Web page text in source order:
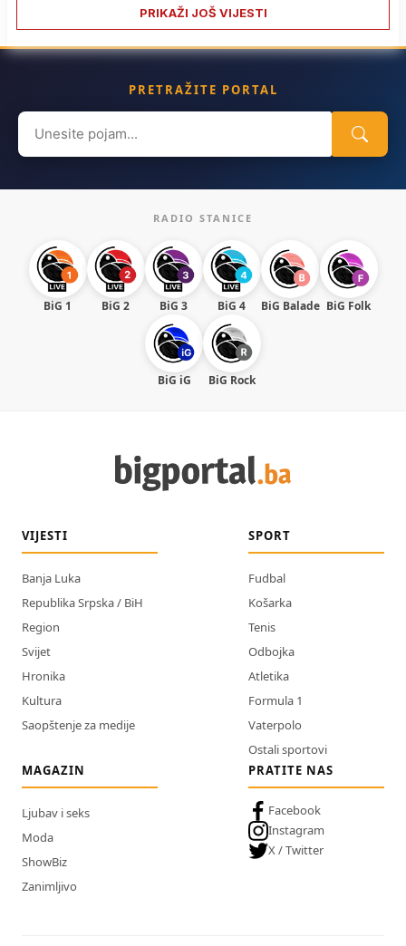
PRIKAŽI JOŠ VIJESTI
PRETRAŽITE PORTAL
Search
for:
RADIO STANICE
BiG 1 BiG 2 BiG 3 BiG 4 BiG Balade BiG Folk
BiG iG BiG Rock
VIJESTI
Banja Luka
Republika Srpska / BiH
Region
Svijet
Hronika
Kultura
Saopštenje za medije
SPORT
Fudbal
Košarka
Tenis
Odbojka
Atletika
Formula 1
Vaterpolo
Ostali sportovi
MAGAZIN
Ljubav i seks
Moda
ShowBiz
Zanimljivo
PRATITE NAS
Facebook
Instagram
X / Twitter